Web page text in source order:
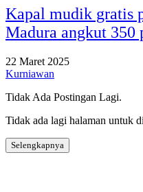
Kapal mudik gratis
Madura angkut 350
22 Maret 2025
Kurniawan
Tidak Ada Postingan Lagi.
Tidak ada lagi halaman untuk
Selengkapnya